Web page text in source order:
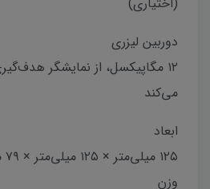
دوربین لیزری
۱۲ مگاپیکسل، از نمایشگر
می‌کند
ابعاد
۱۲۵ میلی‌متر × ۱۲۵ میلی‌متر × ۷۹ میلی‌متر
وزن